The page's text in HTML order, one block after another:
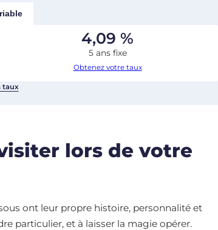
4,09 %
5 ans fixe
Obtenez votre taux
taux
lors de votre
ont leur propre histoire, personnalité et
particulier, et à laisser la magie opérer.